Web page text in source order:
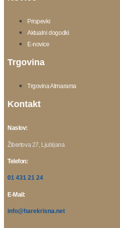
Prispevki
Aktualni dogodki
E-novice
Trgovina
Trgovina Atmarama
Kontakt
Naslov:
Žibertova 27, Ljubljana
Telefon:
01 431 21 24
E-Mail:
info@harekrisna.net